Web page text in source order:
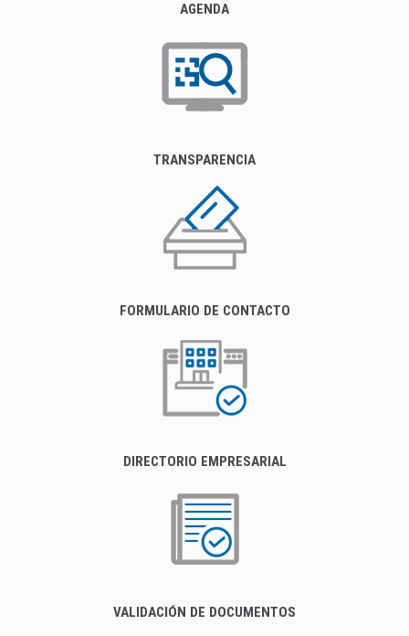
AGENDA
TRANSPARENCIA
FORMULARIO DE CONTACTO
DIRECTORIO EMPRESARIAL
VALIDACIÓN DE DOCUMENTOS